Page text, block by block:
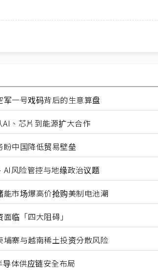
一号戏码背后的生意算盘
、芯片到能源扩大合作
中国降低贸易壁垒
风险管控与地缘政治议题
市场爆高价抢购美制电池潮
临「四大阻碍」
寨与越南稀土投资分散风险
体供应链安全布局